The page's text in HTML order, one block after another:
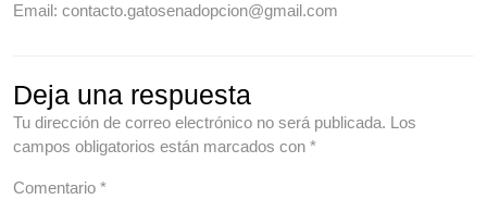
Email: contacto.gatosenadopcion@gmail.com
Deja una respuesta
Tu dirección de correo electrónico no será publicada. Los
campos obligatorios están marcados con *
Comentario *